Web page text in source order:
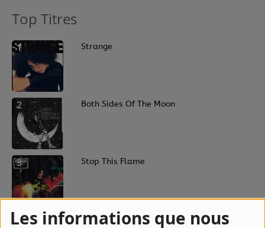
Les informations que nous
Top Titres
1 Strange
2 Both Sides Of The Moon
3 Stop This Flame
4 Lately